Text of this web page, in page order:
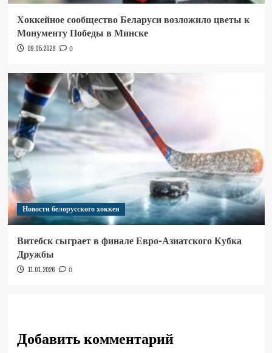
Хоккейное сообщество Беларуси возложило цветы к
Монументу Победы в Минске
09.05.2026 0
Новости белорусского хоккея
Витебск сыграет в финале Евро-Азиатского Кубка
Дружбы
11.01.2026 0
Добавить комментарий